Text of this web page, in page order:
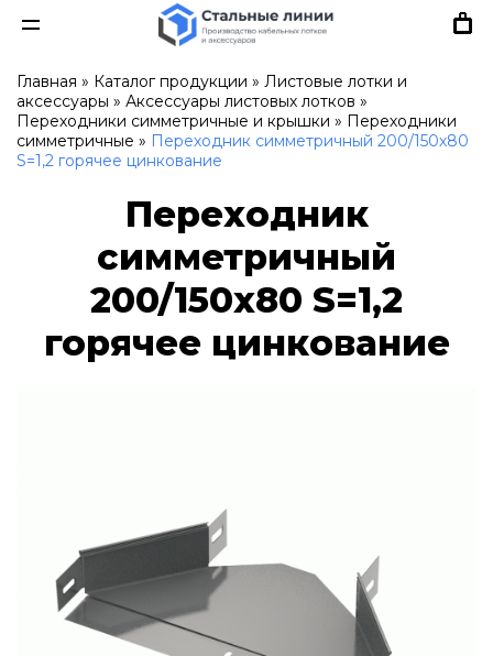
Главная » Каталог продукции » Листовые лотки и
аксессуары » Аксессуары листовых лотков »
Переходники симметричные и крышки » Переходники
симметричные » Переходник симметричный 200/150х80
S=1,2 горячее цинкование
Переходник
симметричный
200/150х80 S=1,2
горячее цинкование